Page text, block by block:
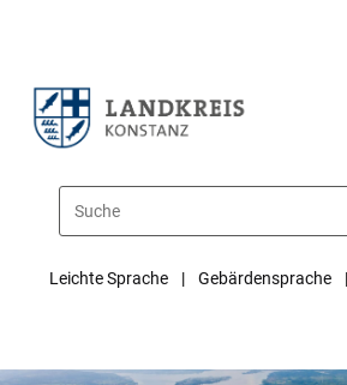
Leichte Sprache Gebärdensprache